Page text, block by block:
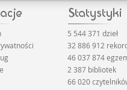
5 544 371 dzieł
32 886 912
46 037 874
2 387 bibliotek
66 020